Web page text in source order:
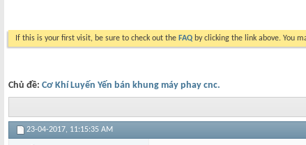
If this is your first visit, be sure to check out the FAQ by clicking the link above. You
Chủ đề: Cơ Khí Luyến Yến bán khung máy phay cnc.
23-04-2017, 11:15:35 AM